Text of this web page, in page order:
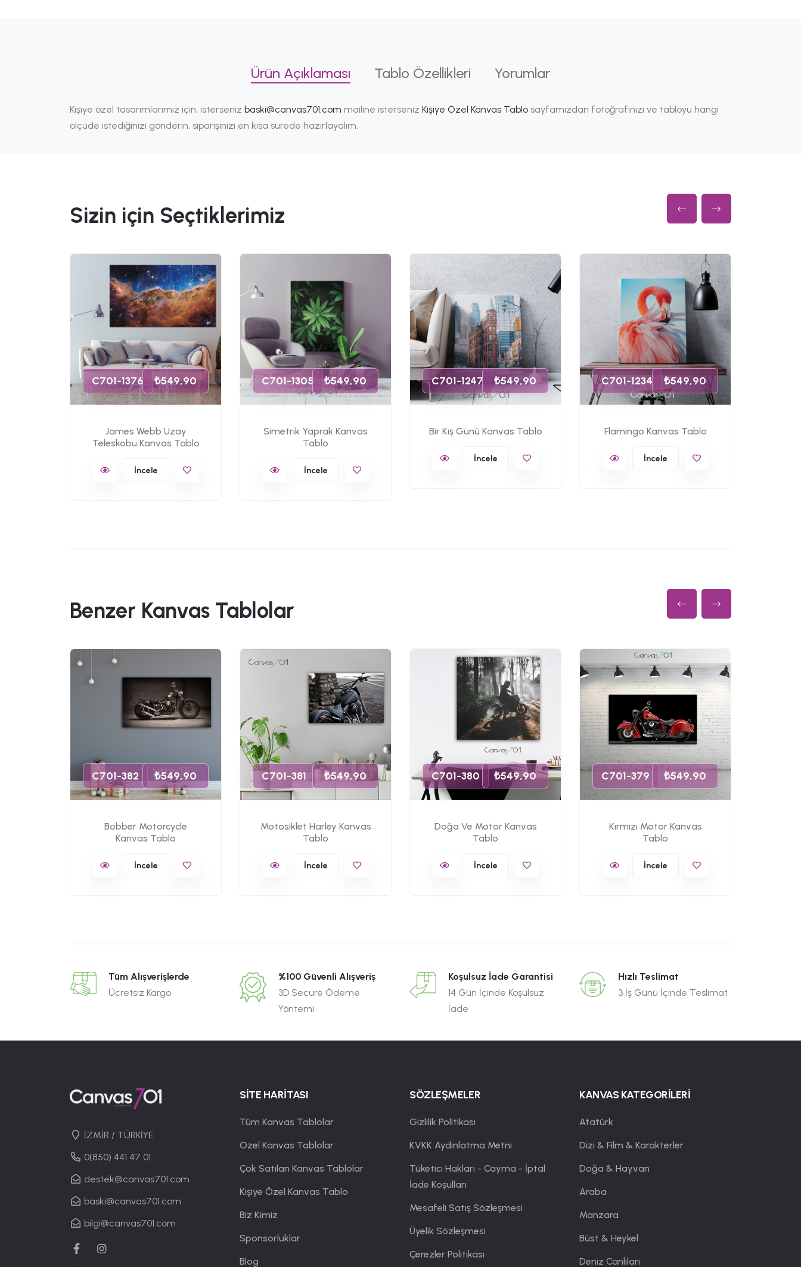
Ürün Açıklaması Tablo Özellikleri Yorumlar
Kişiye özel tasarımlarımız için, isterseniz baski@canvas701.com mailine isterseniz Kişiye Özel Kanvas Tablo sayfamızdan fotoğrafınızı ve tabloyu hangi
ölçüde istediğinizi gönderin, siparişinizi en kısa sürede hazırlayalım.
Sizin için Seçtiklerimiz
C701-1376 ₺549,90
James Webb Uzay
Teleskobu Kanvas Tablo
İncele
C701-1305 ₺549,90
Simetrik Yaprak Kanvas
Tablo
İncele
C701-1247 ₺549,90
Bir Kış Günü Kanvas Tablo
İncele
C701-1234 ₺549,90
Flamingo Kanvas Tablo
İncele
Benzer Kanvas Tablolar
C701-382 ₺549,90
Bobber Motorcycle
Kanvas Tablo
İncele
C701-381 ₺549,90
Motosiklet Harley Kanvas
Tablo
İncele
C701-380 ₺549,90
Doğa Ve Motor Kanvas
Tablo
İncele
C701-379 ₺549,90
Kırmızı Motor Kanvas
Tablo
İncele
Tüm Alışverişlerde
Ücretsiz Kargo
%100 Güvenli Alışveriş
3D Secure Ödeme
Yöntemi
Koşulsuz İade Garantisi
14 Gün İçinde Koşulsuz
İade
Hızlı Teslimat
3 İş Günü İçinde Teslimat
İZMİR / TÜRKİYE
0(850) 441 47 01
destek@canvas701.com
baski@canvas701.com
bilgi@canvas701.com
SİTE HARİTASI
Tüm Kanvas Tablolar
Özel Kanvas Tablolar
Çok Satılan Kanvas Tablolar
Kişiye Özel Kanvas Tablo
Biz Kimiz
Sponsorluklar
Blog
SÖZLEŞMELER
Gizlilik Politikası
KVKK Aydınlatma Metni
Tüketici Hakları - Cayma - İptal
İade Koşulları
Mesafeli Satış Sözleşmesi
Üyelik Sözleşmesi
Çerezler Politikası
KANVAS KATEGORİLERİ
Atatürk
Dizi & Film & Karakterler
Doğa & Hayvan
Araba
Manzara
Büst & Heykel
Deniz Canlıları